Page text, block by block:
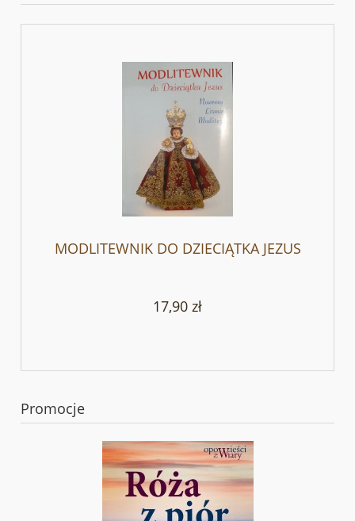
MODLITEWNIK DO DZIECIĄTKA JEZUS
17,90 zł
Promocje